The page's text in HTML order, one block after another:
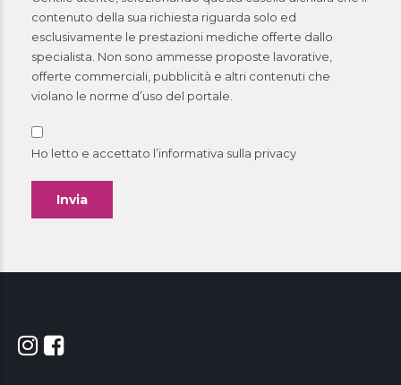
contenuto della sua richiesta riguarda solo ed
esclusivamente le prestazioni mediche offerte dallo
specialista. Non sono ammesse proposte lavorative,
offerte commerciali, pubblicità e altri contenuti che
violano le norme d’uso del portale.
Ho letto e accettato l’informativa sulla privacy